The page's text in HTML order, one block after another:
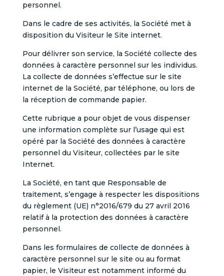
personnel.
Dans le cadre de ses activités, la Société met à
disposition du Visiteur le Site internet.
Pour délivrer son service, la Société collecte des
données à caractère personnel sur les individus.
La collecte de données s’effectue sur le site
internet de la Société, par téléphone, ou lors de
la réception de commande papier.
Cette rubrique a pour objet de vous dispenser
une information complète sur l’usage qui est
opéré par la Société des données à caractère
personnel du Visiteur, collectées par le site
Internet.
La Société, en tant que Responsable de
traitement, s’engage à respecter les dispositions
du règlement (UE) n°2016/679 du 27 avril 2016
relatif à la protection des données à caractère
personnel.
Dans les formulaires de collecte de données à
caractère personnel sur le site ou au format
papier, le Visiteur est notamment informé du